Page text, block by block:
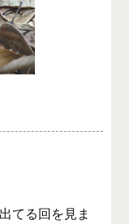
てる回を見ま